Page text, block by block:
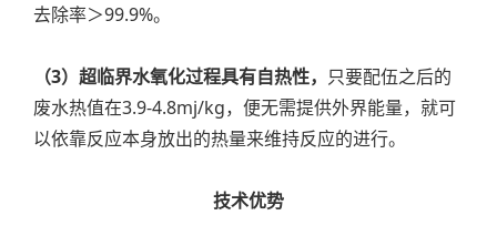
去除率＞99.9%。
（3）超临界水氧化过程具有自热性， 只要配伍之后的
废水热值在3.9-4.8mj/kg，便无需提供外界能量，就可
以依靠反应本身放出的热量来维持反应的进行。
技术优势